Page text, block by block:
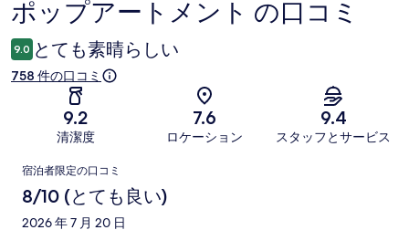
口
コ
ミ
ポップアートメント の口コミ
9.0 とても素晴らしい
758 件の口コミ
9.2
清潔度
7.6
ロケーション
9.4
スタッフとサービス
口
コ
ミ
宿泊者限定の口コミ
8/10 (とても良い)
2026 年 7 月 20 日